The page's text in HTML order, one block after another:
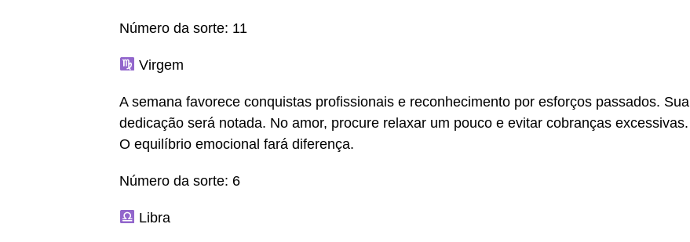
Número da sorte: 11
Virgem
A semana favorece conquistas profissionais e reconhecimento por esforços passados. Sua
dedicação será notada. No amor, procure relaxar um pouco e evitar cobranças excessivas.
O equilíbrio emocional fará diferença.
Número da sorte: 6
Libra